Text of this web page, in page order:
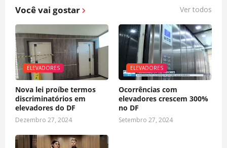
Você vai gostar Ver todos
ELEVADORES
Nova lei proíbe termos
discriminatórios em
elevadores do DF
Dezembro 27, 2024
ELEVADORES
Ocorrências com
elevadores crescem 300%
no DF
Setembro 27, 2024